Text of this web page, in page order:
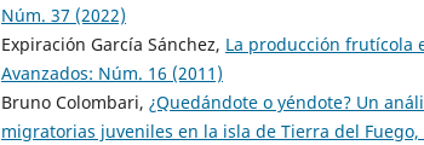
Núm. 37 (2022)
Expiración García Sánchez, La producción frutícola
Avanzados: Núm. 16 (2011)
Bruno Colombari, ¿Quedándote o yéndote? Un
migratorias juveniles en la isla de Tierra del